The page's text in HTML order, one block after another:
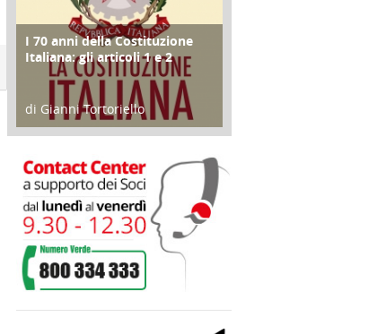
FOCUS
I 70 anni della Costituzione
Italiana: gli articoli 1 e 2
di Gianni Tortoriello
17 Marzo 2018